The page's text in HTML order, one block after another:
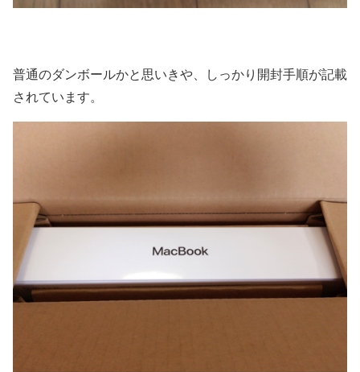
普通のダンボールかと思いきや、しっかり開封手順が記載
されています。